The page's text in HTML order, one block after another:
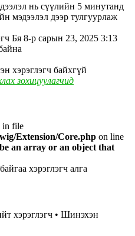
нь сүүлийн 5 минутанд
мэдээлэл дээр тулгуурлаж
Бя 8-р сарын 23, 2025 3:13
хэрэглэгч байхгүй
зохицуулагчид
in file
Extension/Core.php on line
an array or an object that
хэрэглэгч алга
хэрэглэгч • Шинэхэн